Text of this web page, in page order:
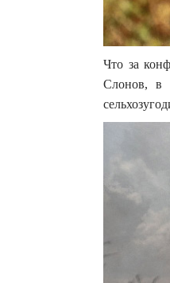
Что за
Слонов, в